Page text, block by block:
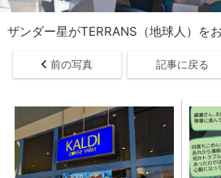
ザンダー星がTERRANS（地球人）を
前の写真 記事に戻る